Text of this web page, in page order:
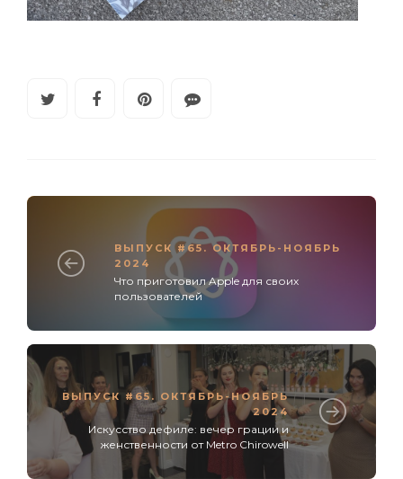
ВЫПУСК #65. ОКТЯБРЬ-НОЯБРЬ
2024
Что приготовил Apple для своих
пользователей
ВЫПУСК #65. ОКТЯБРЬ-НОЯБРЬ
2024
Искусство дефиле: вечер грации и
женственности от Metro Chirowell